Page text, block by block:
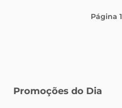
Página1
Promoções do Dia